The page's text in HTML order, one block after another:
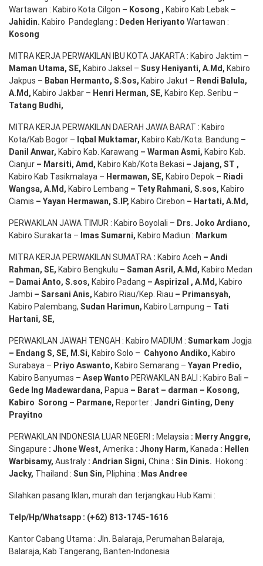
Wartawan : Kabiro Kota Cilgon – Kosong , Kabiro Kab Lebak –
Jahidin. Kabiro Pandeglang : Deden Heriyanto Wartawan :
Kosong
MITRA KERJA PERWAKILAN IBU KOTA JAKARTA : Kabiro Jaktim –
Maman Utama, SE, Kabiro Jaksel – Susy Heniyanti, A.Md , Kabiro
Jakpus – Baban Hermanto, S.Sos, Kabiro Jakut – Rendi Balula,
A.Md , Kabiro Jakbar – Henri Herman, SE, Kabiro Kep. Seribu –
Tatang Budhi,
MITRA KERJA PERWAKILAN DAERAH JAWA BARAT : Kabiro
Kota/Kab Bogor – Iqbal Muktamar, Kabiro Kab/Kota. Bandung –
Danil Anwar, Kabiro Kab. Karawang – Warman Asmi, Kabiro Kab.
Cianjur – Marsiti, Amd , Kabiro Kab/Kota Bekasi – Jajang, ST ,
Kabiro Kab Tasikmalaya – Hermawan, SE, Kabiro Depok – Riadi
Wangsa, A.Md , Kabiro Lembang – Tety Rahmani, S.sos, Kabiro
Ciamis – Yayan Hermawan, S.IP, Kabiro Cirebon – Hartati, A.Md ,
PERWAKILAN JAWA TIMUR : Kabiro Boyolali – Drs. Joko Ardiano,
Kabiro Surakarta – Imas Sumarni, Kabiro Madiun : Markum
MITRA KERJA PERWAKILAN SUMATRA : Kabiro Aceh – Andi
Rahman, SE, Kabiro Bengkulu – Saman Asril , A.Md , Kabiro Medan
– Damai Anto, S.sos, Kabiro Padang – Aspirizal , A.Md , Kabiro
Jambi – Sarsani Anis, Kabiro Riau/Kep. Riau – Primansyah,
Kabiro Palembang, Sudan Harimun, Kabiro Lampung – Tati
Hartani, SE,
PERWAKILAN JAWAH TENGAH : Kabiro MADIUM : Sumarkam Jogja
– Endang S, SE, M.Si, Kabiro Solo – Cahyono Andiko, Kabiro
Surabaya – Priyo Aswanto, Kabiro Semarang – Yayan Predio,
Kabiro Banyumas – AsepWanto PERWAKILAN BALI : Kabiro Bali –
Gede Ing Madewardana, Papua – Barat – darman – Kosong,
Kabiro Sorong – Parmane, Reporter : Jandri Ginting, Deny
Prayitno
PERWAKILAN INDONESIA LUAR NEGERI : Melaysia : MerryAnggre,
Singapure : JhoneWest, Amerika : Jhony Harm, Kanada : Hellen
Warbisamy, Australy : Andrian Signi, China : Sin Dinis. Hokong :
Jacky, Thailand : Sun Sin, Pliphina : Mas Andree
Silahkan pasang Iklan, murah dan terjangkau Hub Kami :
Telp/Hp/Whatsapp : (+62) 813-1745-1616
Kantor Cabang Utama : Jln. Balaraja, Perumahan Balaraja,
Balaraja, Kab Tangerang, Banten-Indonesia